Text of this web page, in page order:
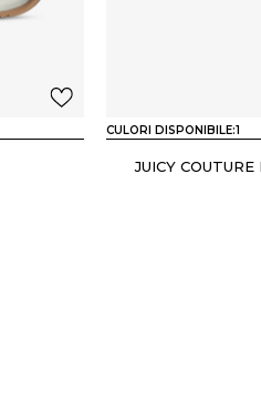
CULORI DISPONIBILE:1
JUICY